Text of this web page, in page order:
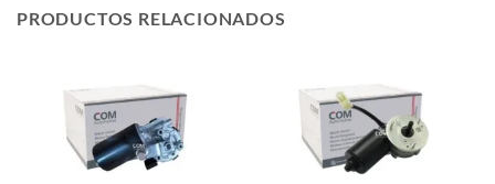
PRODUCTOS RELACIONADOS